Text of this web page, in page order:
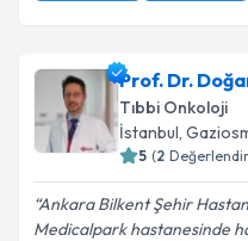
Prof. Dr.
Tıbbi Onkoloji
İstanbul,
5 (2
Ankara Bilkent Şehir
Medicalpark hastanesinde